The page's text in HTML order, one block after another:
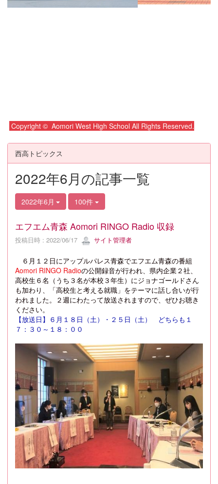
Copyright © Aomori West High School All Rights Reserved.
西高トピックス
2022年6月の記事一覧
2022年6月 100件
エフエム青森 Aomori RINGO Radio 収録
投稿日時 : 2022/06/17 サイト管理者
６月１２日にアップルパレス青森でエフエム青森の番組
Aomori RINGO Radioの公開録音が行われ、県内企業２社、
高校生６名（うち３名が本校３年生）にジョナゴールドさん
も加わり、「高校生と考える就職」をテーマに話し合いが行
われました。２週にわたって放送されますので、ぜひお聴き
ください。
【放送日】６月１８日（土）・２５日（土） どちらも１
７：３０～１８：００